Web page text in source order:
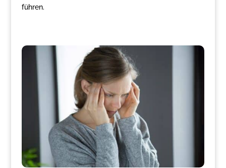
führen.